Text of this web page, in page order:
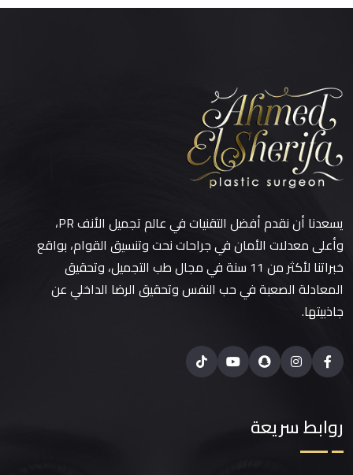
يسعدنا أن نقدم أفضل التقنيات في عالم تجميل الأنف PR،
وأعلى معدلات الأمان في جراحات نحت وتنسيق القوام، بواقع
خبراتنا لأكثر من 11 سنة في مجال طب التجميل، وتحقيق
المعادلة الصعبة في حب النفس وتحقيق الرضا الداخلي عن
جاذبيتها.
روابط سريعة